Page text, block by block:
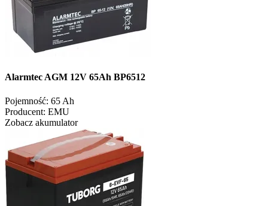
Alarmtec AGM 12V 65Ah BP6512
Pojemność: 65 Ah
Producent: EMU
Zobacz akumulator